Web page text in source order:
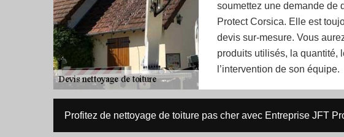
soumettez une demande de
Protect Corsica. Elle est
devis sur-mesure. Vous
produits utilisés, la quantité,
l’intervention de son équipe.
Profitez de nettoyage de toiture pas cher avec Entreprise JFT